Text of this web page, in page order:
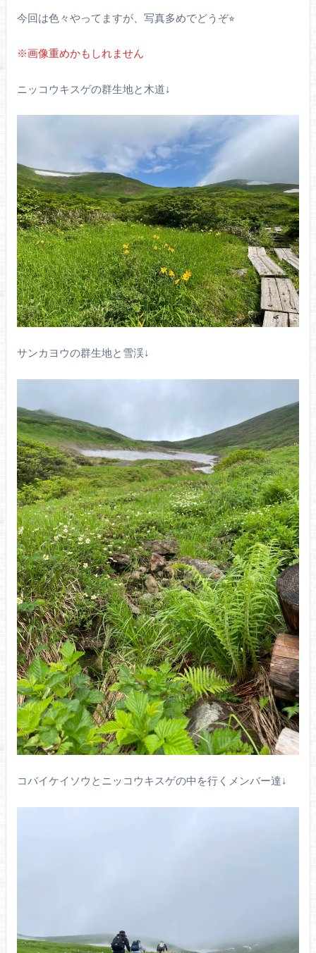
今回は色々やってますが、写真多めでどうぞ⭐︎
※画像重めかもしれません
ニッコウキスゲの群生地と木道↓
サンカヨウの群生地と雪渓↓
コバイケイソウとニッコウキスゲの中を行くメンバー達↓